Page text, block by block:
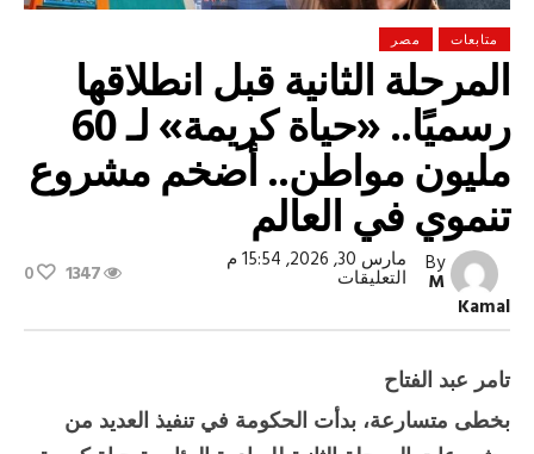
متابعات مصر
المرحلة الثانية قبل انطلاقها
رسميًا.. «حياة كريمة» لـ 60
مليون مواطن.. أضخم مشروع
تنموي في العالم
By
M
Kamal
مارس 30, 2026, 15:54 م
التعليقاتعلى
قبل
كريمة»
لـ
1347
0
تامر عبد الفتاح
بخطى متسارعة، بدأت الحكومة في تنفيذ العديد من